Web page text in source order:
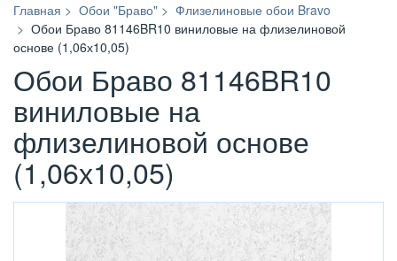
Главная Обои "Браво"
Флизелиновые обои Bravo
Обои Браво 81146BR10 виниловые на флизелиновой
основе (1,06х10,05)
Обои Браво 81146BR10
виниловые на
флизелиновой основе
(1,06х10,05)